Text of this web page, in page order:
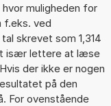
hvor muligheden for
f.eks. ved
skrevet som 1,314
især lettere at læse
der ikke er nogen
på den
For ovenstående